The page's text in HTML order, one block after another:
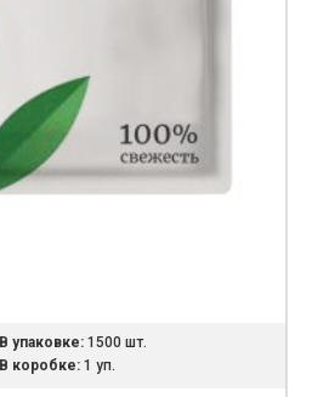
В упаковке:1500 шт.
В коробке:1 уп.